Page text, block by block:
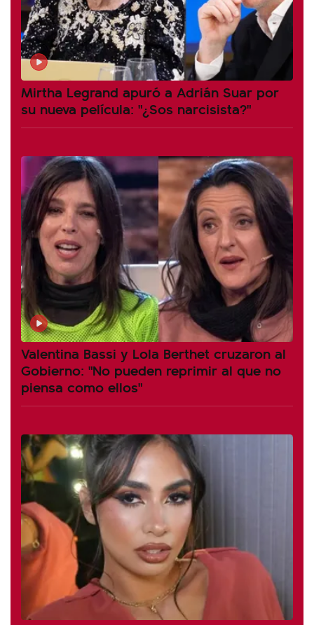
Mirtha Legrand apuró a Adrián Suar por
su nueva película: "¿Sos narcisista?"
Valentina Bassi y Lola Berthet cruzaron al
Gobierno: "No pueden reprimir al que no
piensa como ellos"